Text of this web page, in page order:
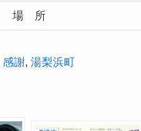
場 所
感謝, 湯梨浜町